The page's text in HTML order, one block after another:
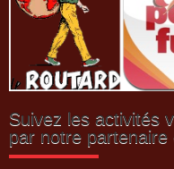
Suivez les activités
par notre partenaire